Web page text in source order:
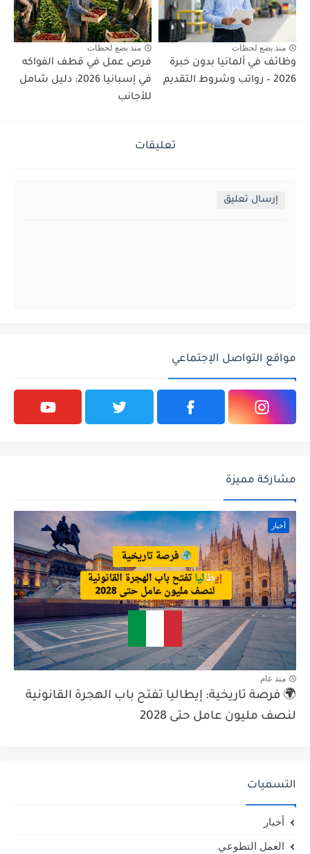
منذ بضع لحظات
وظائف في ألمانيا بدون خبرة
2026 – رواتب وشروط التقديم
منذ بضع لحظات
فرص عمل في قطف الفواكه
في إسبانيا 2026: دليل شامل
للأجانب
تعليقات
إرسال تعليق
مواقع التواصل الإجتماعي
مشاركة مميزة
أخبار
منذ عام
🌍 فرصة تاريخية: إيطاليا تفتح باب الهجرة القانونية
لنصف مليون عامل حتى 2028
التسميات
أخبار
العمل التطوعي